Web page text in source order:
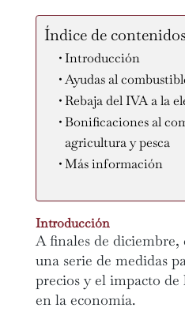
Índice de contenidos
Introducción
Ayudas al
Rebaja del IVA a la
Bonificaciones al
agricultura y pesca
Más información
Introducción
A finales de
una serie de medidas
precios y el impacto
en la economía.